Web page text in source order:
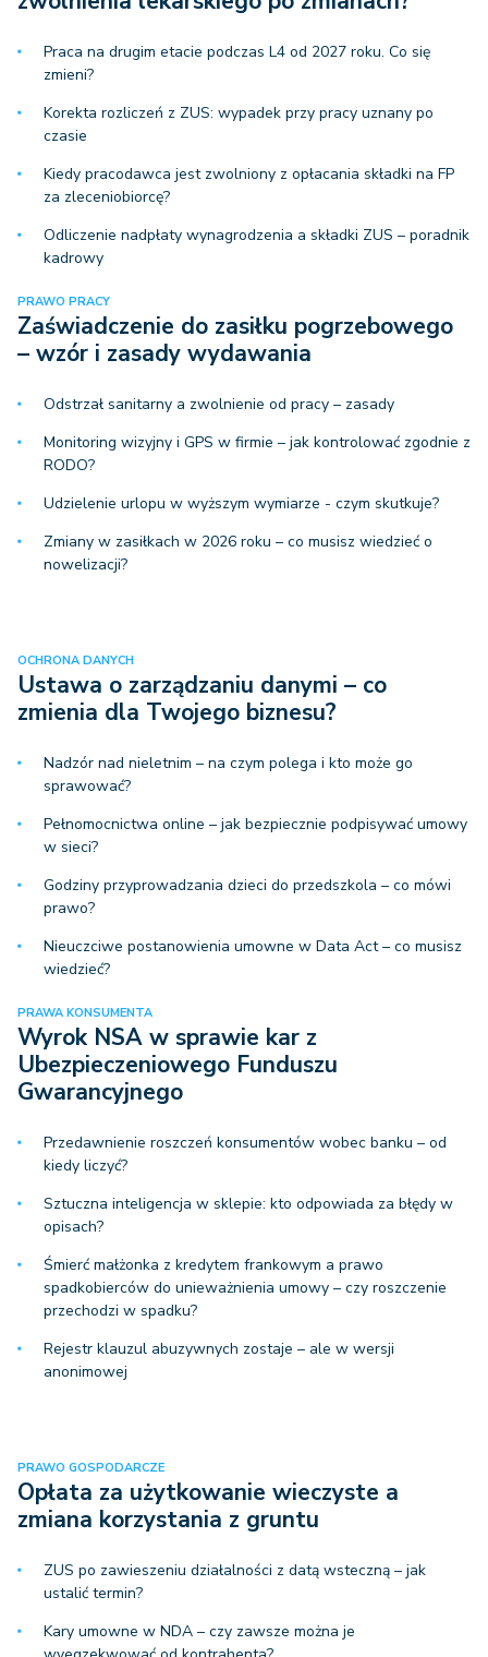
Praca na drugim etacie podczas L4 od 2027 roku. Co się
zmieni?
Korekta rozliczeń z ZUS: wypadek przy pracy uznany po
czasie
Kiedy pracodawca jest zwolniony z opłacania składki na FP
za zleceniobiorcę?
Odliczenie nadpłaty wynagrodzenia a składki ZUS – poradnik
kadrowy
PRAWO PRACY
Zaświadczenie do zasiłku pogrzebowego
– wzór i zasady wydawania
Odstrzał sanitarny a zwolnienie od pracy – zasady
Monitoring wizyjny i GPS w firmie – jak kontrolować zgodnie z
RODO?
Udzielenie urlopu w wyższym wymiarze - czym skutkuje?
Zmiany w zasiłkach w 2026 roku – co musisz wiedzieć o
nowelizacji?
OCHRONA DANYCH
Ustawa o zarządzaniu danymi – co
zmienia dla Twojego biznesu?
Nadzór nad nieletnim – na czym polega i kto może go
sprawować?
Pełnomocnictwa online – jak bezpiecznie podpisywać umowy
w sieci?
Godziny przyprowadzania dzieci do przedszkola – co mówi
prawo?
Nieuczciwe postanowienia umowne w Data Act – co musisz
wiedzieć?
PRAWA KONSUMENTA
Wyrok NSA w sprawie kar z
Ubezpieczeniowego Funduszu
Gwarancyjnego
Przedawnienie roszczeń konsumentów wobec banku – od
kiedy liczyć?
Sztuczna inteligencja w sklepie: kto odpowiada za błędy w
opisach?
Śmierć małżonka z kredytem frankowym a prawo
spadkobierców do unieważnienia umowy – czy roszczenie
przechodzi w spadku?
Rejestr klauzul abuzywnych zostaje – ale w wersji
anonimowej
PRAWO GOSPODARCZE
Opłata za użytkowanie wieczyste a
zmiana korzystania z gruntu
ZUS po zawieszeniu działalności z datą wsteczną – jak
ustalić termin?
Kary umowne w NDA – czy zawsze można je